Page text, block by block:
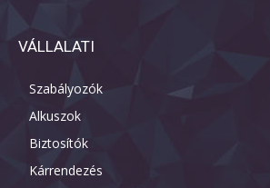
VÁLLALATI
Szabályozók
Alkuszok
Biztosítók
Kárrendezés